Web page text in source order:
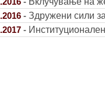
- Здружени сили
-